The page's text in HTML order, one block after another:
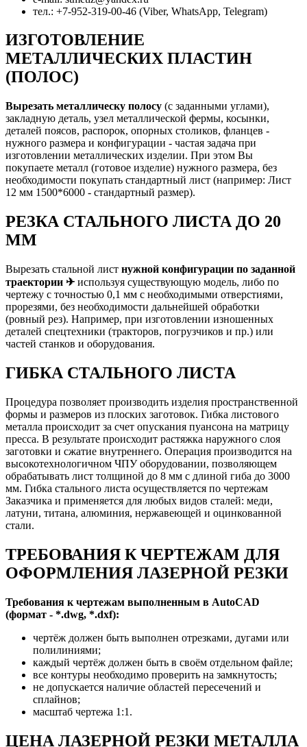
тел.: +7-952-319-00-46 (Viber, WhatsApp, Telegram)
ИЗГОТОВЛЕНИЕ
МЕТАЛЛИЧЕСКИХ ПЛАСТИН
(ПОЛОС)
Вырезать металлическу полосу (с заданными углами),
закладную деталь, узел металлической фермы, косынки,
деталей поясов, распорок, опорных столиков, фланцев -
нужного размера и конфигурации - частая задача при
изготовлении металлических изделии. При этом Вы
покупаете металл (готовое изделие) нужного размера, без
необходимости покупать стандартный лист (например: Лист
12 мм 1500*6000 - стандартный размер).
РЕЗКА СТАЛЬНОГО ЛИСТА ДО 20
ММ
Вырезать стальной лист нужной конфигурации по заданной
траектории ✈ используя существующую модель, либо по
чертежу с точностью 0,1 мм с необходимыми отверстиями,
прорезями, без необходимости дальнейшей обработки
(ровный рез). Например, при изготовлении изношенных
деталей спецтехники (тракторов, погрузчиков и пр.) или
частей станков и оборудования.
ГИБКА СТАЛЬНОГО ЛИСТА
Процедура позволяет производить изделия пространственной
формы и размеров из плоских заготовок. Гибка листового
металла происходит за счет опускания пуансона на матрицу
пресса. В результате происходит растяжка наружного слоя
заготовки и сжатие внутреннего. Операция производится на
высокотехнологичном ЧПУ оборудовании, позволяющем
обрабатывать лист толщиной до 8 мм с длиной гиба до 3000
мм. Гибка стального листа осуществляется по чертежам
Заказчика и применяется для любых видов сталей: меди,
латуни, титана, алюминия, нержавеющей и оцинкованной
стали.
ТРЕБОВАНИЯ К ЧЕРТЕЖАМ ДЛЯ
ОФОРМЛЕНИЯ ЛАЗЕРНОЙ РЕЗКИ
Требования к чертежам выполненным в AutoCAD
(формат - *.dwg, *.dxf):
чертёж должен быть выполнен отрезками, дугами или
полилиниями;
каждый чертёж должен быть в своём отдельном файле;
все контуры необходимо проверить на замкнутость;
не допускается наличие областей пересечений и
сплайнов;
масштаб чертежа 1:1.
ЦЕНА ЛАЗЕРНОЙ РЕЗКИ МЕТАЛЛА